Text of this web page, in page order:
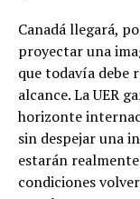
Canadá llegará,
proyectar una
que todavía debe
alcance. La UER
horizonte
sin despejar una
estarán
condiciones